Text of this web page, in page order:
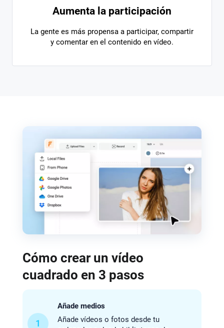
Aumenta la participación
La gente es más propensa a participar, compartir
y comentar en el contenido en vídeo.
Cómo crear un vídeo
cuadrado en 3 pasos
1
Añade medios
Añade vídeos o fotos desde tu